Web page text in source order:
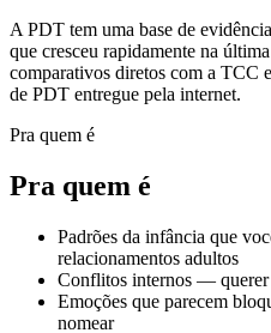
A PDT tem uma base de
que cresceu rapidamente na
comparativos diretos com a TCC
de PDT entregue pela internet.
Pra quem é
Pra quem é
Padrões da infância que
relacionamentos adultos
Conflitos internos — querer
Emoções que parecem
nomear